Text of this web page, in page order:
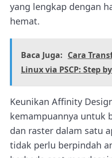
yang lengkap dengan
hemat.
Baca Juga: Cara
Linux via PSCP: Step
Keunikan Affinity
kemampuannya untuk
dan raster dalam satu
tidak perlu berpindah